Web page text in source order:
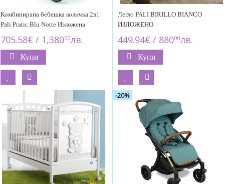
Комбинирана бебешка количка 2в1
Pali Pratic Blu Notte Изложена
705.58€ / 1,38000лв.
Купи
Легло PALI BIRILLO BIANCO
ИЗЛОЖЕНО
449.94€ / 88000лв.
Купи
-20%